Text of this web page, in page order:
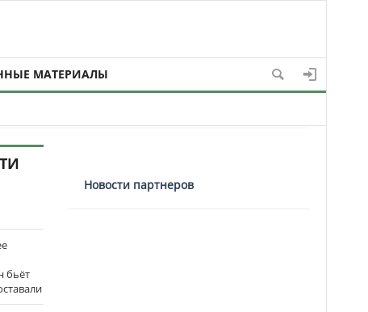
МАТЕРИАЛЫ
бьёт
Новости партнеров